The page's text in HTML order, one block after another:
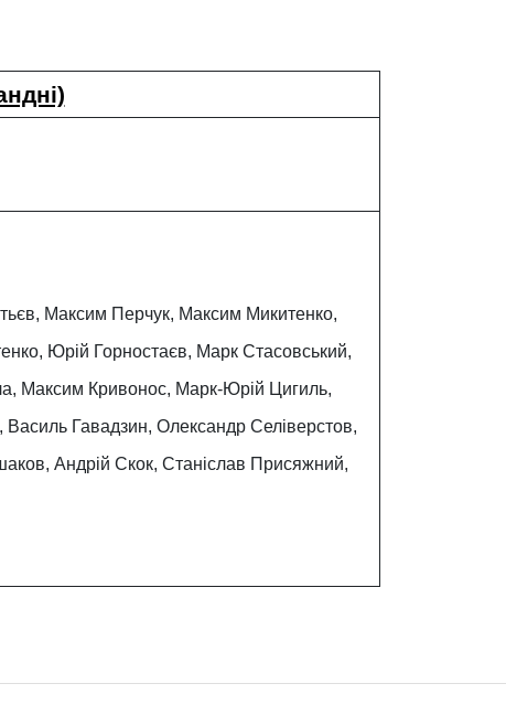
Максим Перчук, Максим Микитенко,
Юрій Горностаєв, Марк Стасовський,
Максим Кривонос, Марк-Юрій Цигиль,
Василь Гавадзин, Олександр Селіверстов,
Андрій Скок, Станіслав Присяжний,